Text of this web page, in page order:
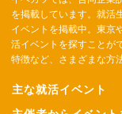
を掲載しています。就活
イベントを掲載中。東京
活イベントを探すことが
特徴など、さまざまな方
主な就活イベント